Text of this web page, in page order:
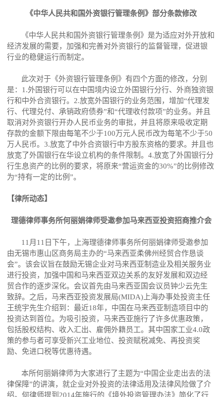
《中华人民共和国外资银行管理条例》部分条款修改
《中华人民共和国外资银行管理条例》是为适应对外开放和
经济发展的需要，加强和完善对外资银行的监督管理，促进银
行业的稳健运行而制定。
此次对于《外资银行管理条例》有四个方面的修改，分别
是：1.外国银行可以在中国境内设立外国银行分行、外商独资银
行和中外合资银行。2.放宽外国银行的业务范围，增加“代理发
行、代理兑付、承销政府债券”和“代理收付款项”的业务。并且
取消对外资银行开办人民币业务的审批，并且将原来吸收定期
存款的金额下限由每笔不少于100万元人民币改为每笔不少于50
万人民币。3.放宽了中外合资银行中方股东资格的要求。并且也
放宽了外国银行在华设立机构的条件限制。4.放宽了外国银行分
行生息资产的比例的要求，将原来“营运资金的30%”的比例修改
为“持有一定的比例”。
【律所动态】
理德律师事务所何丽娟律师受邀参加马来西亚投资招商推介会
11月11日下午，上海理德律师事务所何丽娟律师受邀参加
由⽆锡市惠⼭ 区商务局主办的“马来西亚柔佛州经贸合作恳谈
会”。该会议旨在鼓励无锡企业对马来西亚制造业及相关服务业
进行投资，加强中国和马来西亚双边关系的友好发展和双边经
贸合作的逐步深化。会议首先由马来西亚国会议员钟少云先⽣
致辞。之后，马来西亚投资发展局(MIDA)上海办事处投资主任
王统宇先⽣介绍到：最近18年，中国在马来西亚制造项目中的
投资达到首位。为吸引投资，马来西亚施行了许多优惠政策，
包括股权结构、收入汇出、雇佣外籍员工。其中国家工业4.0政
策的参与者可享受新兴工业地位、投资赋税减免、再投资奖
励、免进口税等优惠待遇。
本所何丽娟律师为大家进行了主题为“中国企业走出去的法
律保障”的讲演，就企业对外投资的法律适用及法律风险做了介
绍。何律师提到2014年施行的《境外投资管理办法》简化了行